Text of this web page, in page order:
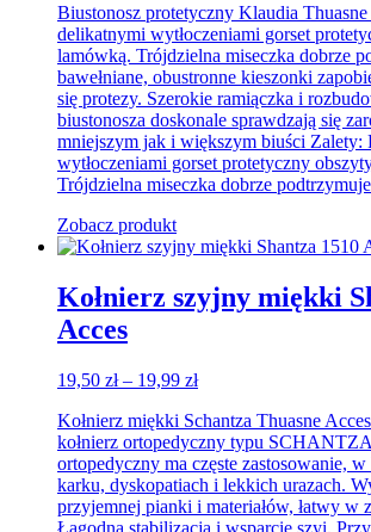
od
109,49 zł
do
260,00 zł
Biustonosz protetyczny Klaudia Thuasne
delikatnymi wytłoczeniami gorset
lamówką. Trójdzielna miseczka dobrze
bawełniane, obustronne kieszonki
się protezy. Szerokie ramiączka i
biustonosza doskonale sprawdzają się
mniejszym jak i większym biuści Zalety:
wytłoczeniami gorset protetyczny
Trójdzielna miseczka dobrze
Zobacz produkt
Kołnierz szyjny miękki
Acces
19,50 zł – 19,99 złZakres
od
19,50 zł
do
19,99 zł
Kołnierz miękki Schantza Thuasne
kołnierz ortopedyczny typu
ortopedyczny ma częste zastosowanie, w
karku, dyskopatiach i lekkich urazach.
przyjemnej pianki i materiałów, łatwy w
Łagodna stabilizacja i wsparcie szyi,